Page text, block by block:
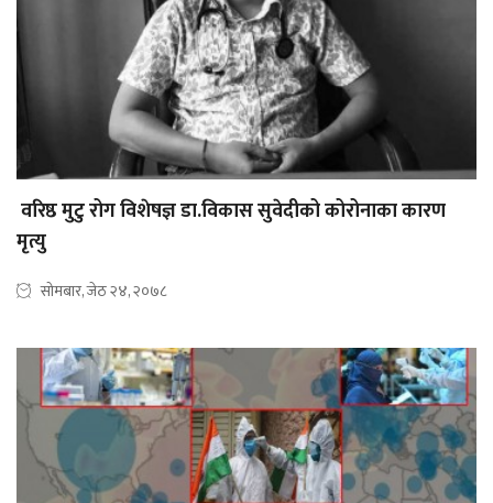
वरिष्ठ मुटु रोग विशेषज्ञ डा.विकास सुवेदीको कोरोनाका कारण
मृत्यु
सोमबार, जेठ २४, २०७८